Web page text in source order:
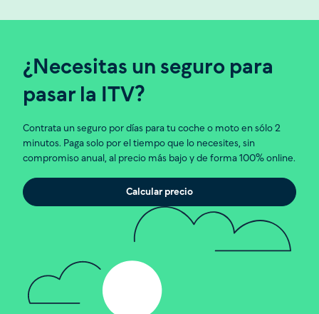
Quad 16€
¿Necesitas un seguro para
pasar la ITV?
Contrata un seguro por días para tu coche o moto en sólo 2
minutos. Paga solo por el tiempo que lo necesites, sin
compromiso anual, al precio más bajo y de forma 100% online.
Calcular precio